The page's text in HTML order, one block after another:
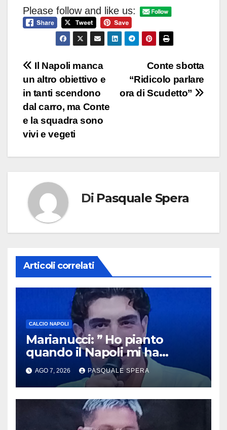
Please follow and like us:
Navigazione
articoli
Conte sbotta
“Ridicolo parlare
ora di Scudetto”
Il Napoli manca
un altro obiettivo e
in tanti scendono
dal carro, ma Conte
e la squadra sono
vivi e vegeti
Di Pasquale Spera
Articoli correlati
CALCIO NAPOLI
Marianucci: ” Ho pianto
quando il Napoli mi ha
chiamato !”
AGO 7, 2026 PASQUALE SPERA